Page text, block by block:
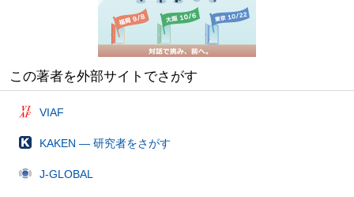
この著者を外部サイトでさがす
VIAF
KAKEN — 研究者をさがす
J-GLOBAL